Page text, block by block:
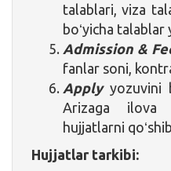
talablari, viza
boʻyicha talablar
Admission &
fanlar soni,
Applyyozuvini
Arizaga ilova
hujjatlarni
Hujjatlar tarkibi: